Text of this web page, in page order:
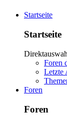
Startseite
Startseite
Foren
Letzte
Foren
Foren